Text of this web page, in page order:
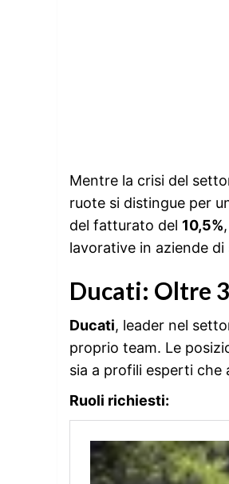
Mentre la crisi del
ruote si distingue per
del fatturato del 10,5%
lavorative in aziende
Ducati: Oltre
Ducati, leader nel
proprio team. Le
sia a profili esperti che
Ruoli richiesti: